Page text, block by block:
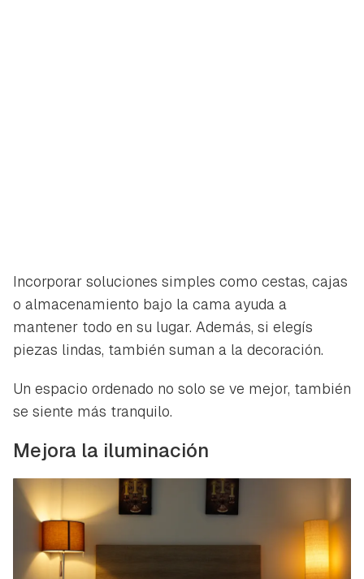
Incorporar soluciones simples como cestas, cajas
o almacenamiento bajo la cama ayuda a
mantener todo en su lugar. Además, si elegís
piezas lindas, también suman a la decoración.
Un espacio ordenado no solo se ve mejor, también
se siente más tranquilo.
Mejora la iluminación